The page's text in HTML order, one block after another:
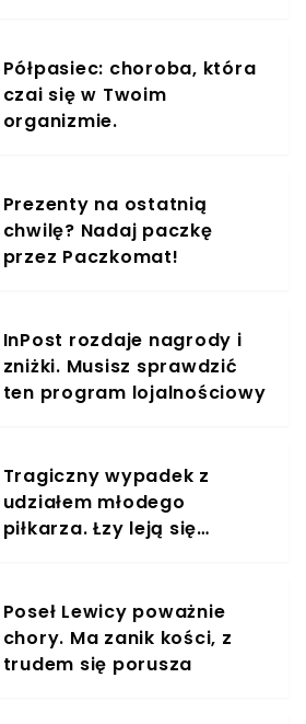
Półpasiec: choroba, która
czai się w Twoim
organizmie.
Prezenty na ostatnią
chwilę? Nadaj paczkę
przez Paczkomat!
InPost rozdaje nagrody i
zniżki. Musisz sprawdzić
ten program lojalnościowy
Tragiczny wypadek z
udziałem młodego
piłkarza. Łzy leją się
Poseł Lewicy poważnie
chory. Ma zanik kości, z
trudem się porusza